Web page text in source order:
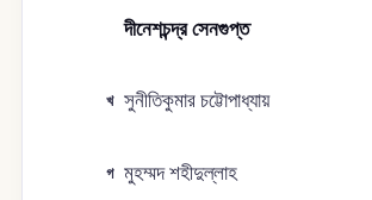
দীনেশচন্দ্র সেনগুপ্ত
খ সুনীতিকুমার চট্টোপাধ্যায়
গ মুহম্মদ শহীদুল্লাহ